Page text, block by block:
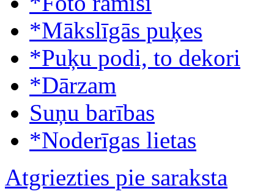
*Mākslīgās puķes
*Puķu podi, to dekori
*Dārzam
Suņu barības
*Noderīgas lietas
Atgriezties pie saraksta